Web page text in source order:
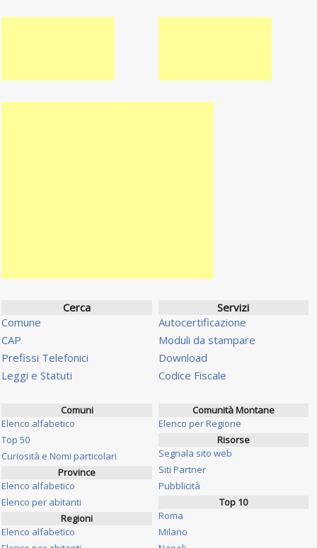
Cerca
Comune
CAP
Prefissi Telefonici
Leggi e Statuti
Servizi
Autocertificazione
Moduli da stampare
Download
Codice Fiscale
Comuni
Elenco alfabetico
Top 50
Curiosità e Nomi particolari
Province
Elenco alfabetico
Elenco per abitanti
Regioni
Elenco alfabetico
Comunità Montane
Elenco per Regione
Risorse
Segnala sito web
Siti Partner
Pubblicità
Top 10
Roma
Milano